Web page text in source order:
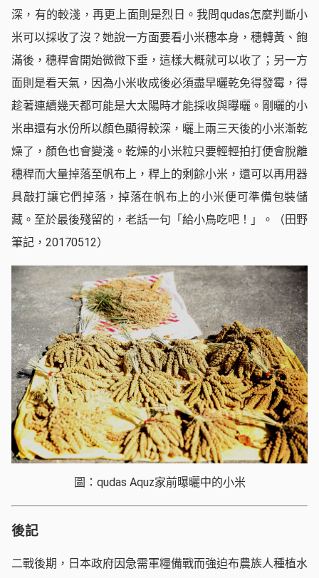
深，有的較淺，再更上面則是烈日。我問qudas怎麼判斷小
米可以採收了沒？她說一方面要看小米穗本身，穗轉黃、飽
滿後，穗稈會開始微微下垂，這樣大概就可以收了；另一方
面則是看天氣，因為小米收成後必須盡早曬乾免得發霉，得
趁著連續幾天都可能是大太陽時才能採收與曝曬。剛曬的小
米串還有水份所以顏色顯得較深，曬上兩三天後的小米漸乾
燥了，顏色也會變淺。乾燥的小米粒只要輕輕拍打便會脫離
穗稈而大量掉落至帆布上，稈上的剩餘小米，還可以再用器
具敲打讓它們掉落，掉落在帆布上的小米便可準備包裝儲
藏。至於最後殘留的，老話一句「給小鳥吃吧！」。（田野
筆記，20170512）
圖：qudas Aquz家前曝曬中的小米
後記
二戰後期，日本政府因急需軍糧備戰而強迫布農族人種植水